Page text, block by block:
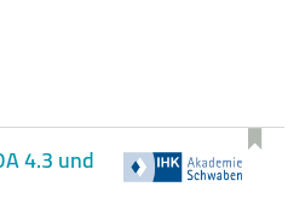
4.3 und